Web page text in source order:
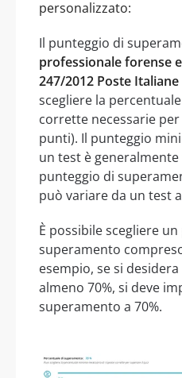
personalizzato:
Il punteggio di
professionale forense
247/2012 Poste Italiane
scegliere la
corrette necessarie
punti). Il punteggio
un test è generalmente
punteggio di
può variare da un test
È possibile scegliere
superamento
esempio, se si
almeno 70%, si deve
superamento a 70%.